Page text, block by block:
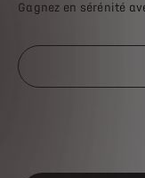
Gagnez en sérénité